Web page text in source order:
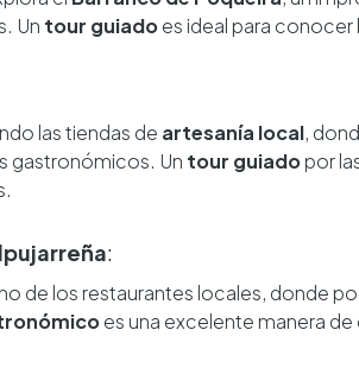
Un tour guiadoes ideal para
las tiendas de artesanía local,
gastronómicos. Un tour guiadopor
:
de los restaurantes locales, donde
es una excelente manera